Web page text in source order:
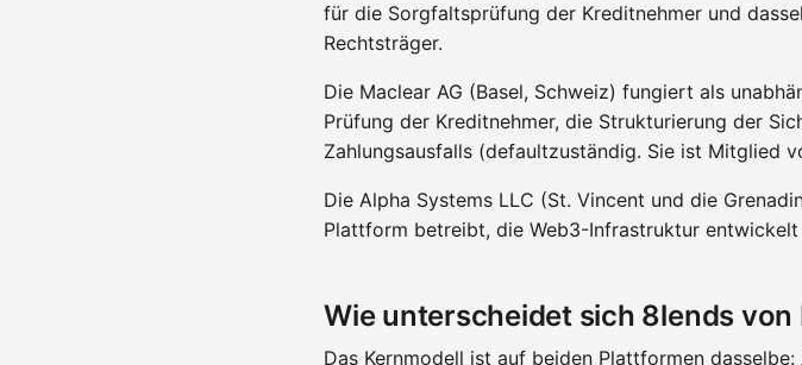
für die Sorgfaltsprüfung der Kreditnehmer und
Rechtsträger.
Die Maclear AG (Basel, Schweiz) fungiert als
Prüfung der Kreditnehmer, die Strukturierung der
Zahlungsausfalls (defaultzuständig. Sie ist Mitglied
Die Alpha Systems LLC (St. Vincent und die
Plattform betreibt, die Web3-Infrastruktur
Wie unterscheidet sich 8lends von
Das Kernmodell ist auf beiden Plattformen